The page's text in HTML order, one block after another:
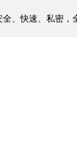
、快速、私密，